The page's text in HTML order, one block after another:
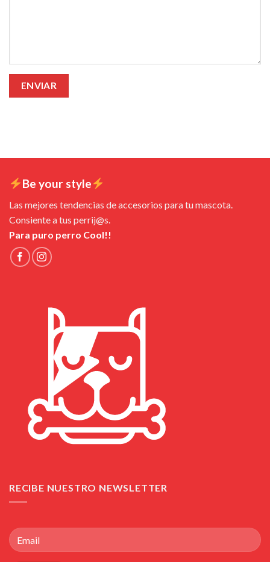
Be your style
Las mejores tendencias de accesorios para tu mascota.
Consiente a tus perrij@s.
Para puro perro Cool!!
RECIBE NUESTRO NEWSLETTER